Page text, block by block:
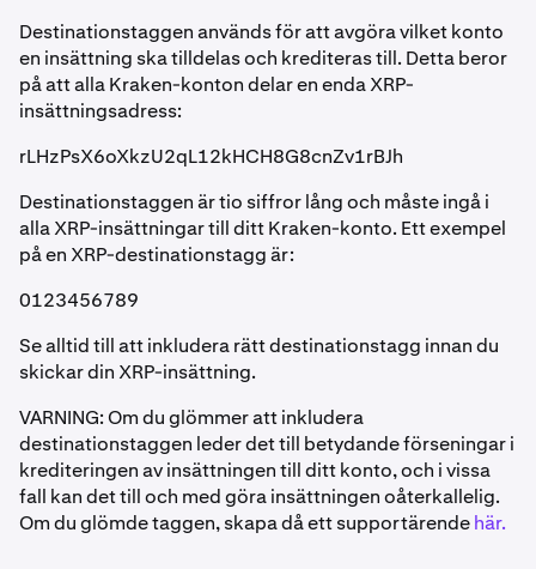
Destinationstaggen används för att avgöra vilket konto
en insättning ska tilldelas och krediteras till. Detta beror
på att alla Kraken-konton delar en enda XRP-
insättningsadress:
rLHzPsX6oXkzU2qL12kHCH8G8cnZv1rBJh
Destinationstaggen är tio siffror lång och måste ingå i
alla XRP-insättningar till ditt Kraken-konto. Ett exempel
på en XRP-destinationstagg är:
0123456789
Se alltid till att inkludera rätt destinationstagg innan du
skickar din XRP-insättning.
VARNING: Om du glömmer att inkludera
destinationstaggen leder det till betydande förseningar i
krediteringen av insättningen till ditt konto, och i vissa
fall kan det till och med göra insättningen oåterkallelig.
Om du glömde taggen, skapa då ett supportärendehär.